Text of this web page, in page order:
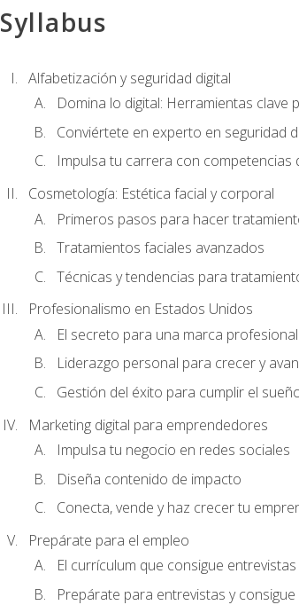
Syllabus
Alfabetización y seguridad digital
Domina lo digital: Herramientas clave
Conviértete en experto en seguridad
Impulsa tu carrera con competencias
Cosmetología: Estética facial y corporal
Primeros pasos para hacer
Tratamientos faciales avanzados
Técnicas y tendencias para
Profesionalismo en Estados Unidos
El secreto para una marca
Liderazgo personal para crecer y
Gestión del éxito para cumplir el
Marketing digital para emprendedores
Impulsa tu negocio en redes sociales
Diseña contenido de impacto
Conecta, vende y haz crecer tu
Prepárate para el empleo
El currículum que consigue entrevistas
Prepárate para entrevistas y